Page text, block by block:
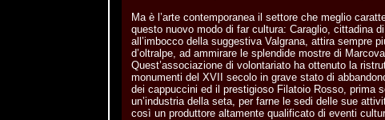
Ma è l’arte contemporanea il settore che meglio
questo nuovo modo di far cultura: Caraglio, cittadina
all’imbocco della suggestiva Valgrana, attira sempre
d’oltralpe, ad ammirare le splendide mostre di
Quest’associazione di volontariato ha ottenuto la
monumenti del XVII secolo in grave stato di
dei cappuccini ed il prestigioso Filatoio Rosso, prima
un’industria della seta, per farne le sedi delle sue
così un produttore altamente qualificato di eventi